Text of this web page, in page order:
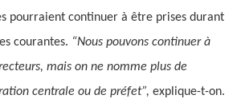
pourraient continuer à être prises durant
courantes. “Nous pouvons continuer à
mais on ne nomme plus de
centrale ou de préfet”, explique-t-on.